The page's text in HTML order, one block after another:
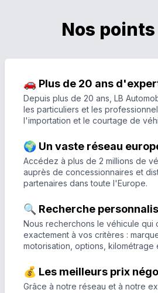
Nos
🚗 Plus de 20 ans
Depuis plus de 20 ans, LB
les particuliers et les
l'importation et le courtage de
🌍 Un vaste réseau
Accédez à plus de 2 millions de
auprès de concessionnaires et
partenaires dans toute l'Europe.
🔍 Recherche
Nous recherchons le véhicule qui
exactement à vos critères :
motorisation, options, kilométrage
💰 Les meilleurs prix
Grâce à notre réseau et à notre